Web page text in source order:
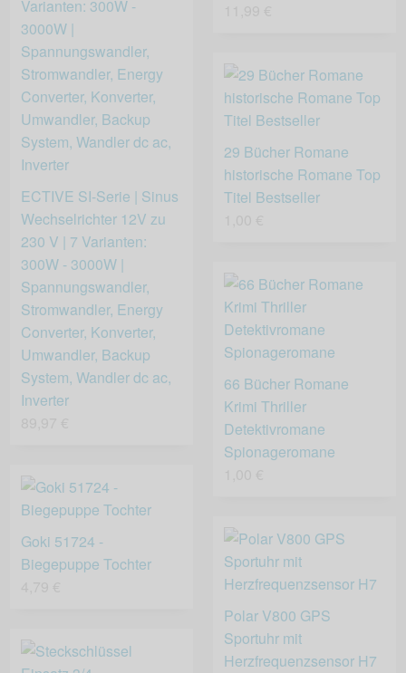
ECTIVE SI-Serie | Sinus
Wechselrichter 12V zu
230 V | 7 Varianten:
300W - 3000W |
Spannungswandler,
Stromwandler, Energy
Converter, Konverter,
Umwandler, Backup
System, Wandler dc ac,
Inverter
29 Bücher Romane
historische Romane Top
Titel Bestseller
66 Bücher Romane
Krimi Thriller
Detektivromane
Spionageromane
Goki 51724 -
Biegepuppe Tochter
Polar V800 GPS
Sportuhr mit
Herzfrequenzsensor H7